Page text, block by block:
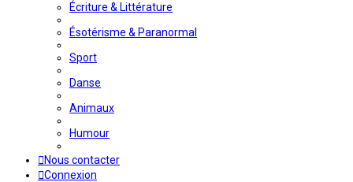
Écriture & Littérature
Ésotérisme & Paranormal
Sport
Danse
Animaux
Humour
Nous contacter
Connexion